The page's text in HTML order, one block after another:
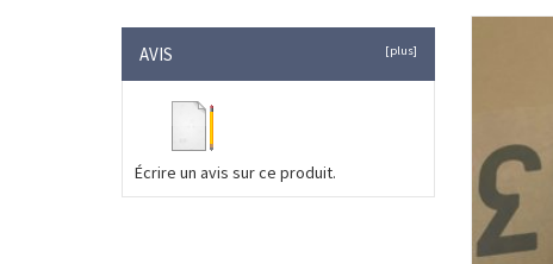
AVIS [plus]
Écrire un avis sur ce produit.